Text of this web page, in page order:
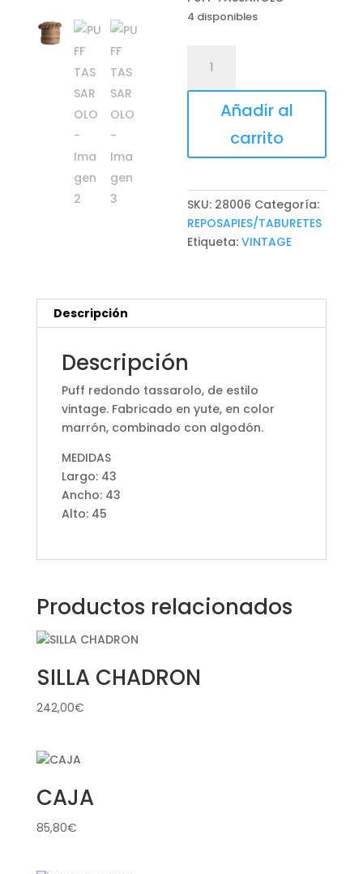
4 disponibles
TASSAROLO
cantidad
Añadir al
carrito
SKU: 28006 Categoría:
REPOSAPIES/TABURETES
Etiqueta:VINTAGE
Descripción
Descripción
Puff redondo tassarolo, de estilo
vintage. Fabricado en yute, en color
marrón, combinado con algodón.
MEDIDAS
Largo: 43
Ancho: 43
Alto: 45
Productos relacionados
SILLA CHADRON
242,00€
CAJA
85,80€